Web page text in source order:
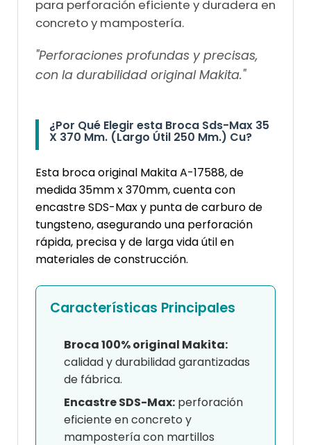
para perforación eficiente y duradera en
concreto y mampostería.
"Perforaciones profundas y precisas,
con la durabilidad original Makita."
¿Por Qué Elegir esta Broca Sds-Max 35
X 370 Mm. (Largo Útil 250 Mm.) Cu?
Esta broca original Makita A-17588, de
medida 35mm x 370mm, cuenta con
encastre SDS-Max y punta de carburo de
tungsteno, asegurando una perforación
rápida, precisa y de larga vida útil en
materiales de construcción.
Características Principales
Broca 100% original Makita:
calidad y durabilidad garantizadas
de fábrica.
Encastre SDS-Max: perforación
eficiente en concreto y
mampostería con martillos